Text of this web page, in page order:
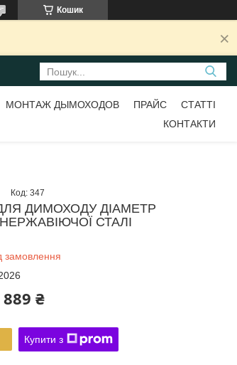
Кошик
МОНТАЖ ДЫМОХОДОВ ПРАЙС
СТАТТІ
КОНТАКТИ
ДИМОХОДУ ДІАМЕТР
СТАЛІ
замовлення
Код:347
889 ₴
Купити з